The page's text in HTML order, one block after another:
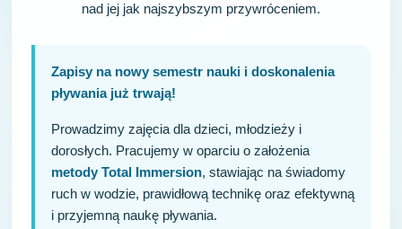
nad jej jak najszybszym przywróceniem.
Zapisy na nowy semestr nauki i doskonalenia
pływania już trwają!
Prowadzimy zajęcia dla dzieci, młodzieży i
dorosłych. Pracujemy w oparciu o założenia
metody Total Immersion, stawiając na świadomy
ruch w wodzie, prawidłową technikę oraz efektywną
i przyjemną naukę pływania.